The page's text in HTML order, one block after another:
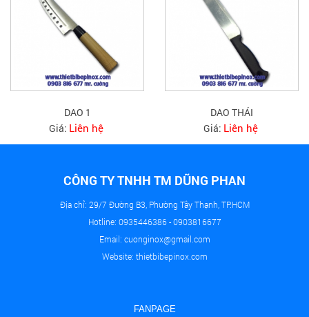
DAO 1
Giá: Liên hệ
DAO THÁI
Giá: Liên hệ
CÔNG TY TNHH TM DŨNG PHAN
Địa chỉ: 29/7 Đường B3, Phường Tây Thạnh, TP.HCM
Hotline: 0935446386 - 0903816677
Email: cuonginox@gmail.com
Website: thietbibepinox.com
FANPAGE